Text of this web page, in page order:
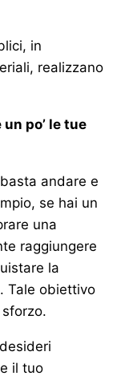
in
realizzano
un po’ le tue
andare e
se hai un
una
raggiungere
la
Tale obiettivo
il tuo